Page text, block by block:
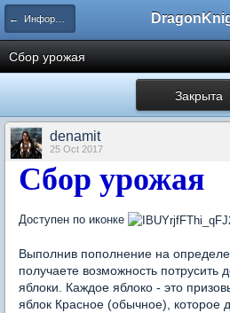
← Информация и гайды по игре
Сбор урожая
Закрыта
denamit
25 Oct 2017
Сбор урожая
Доступен по иконке
Выполнив пополнение на
получаете возможность потрусить
яблоки. Каждое яблоко - это
яблок Красное (обычное), которое